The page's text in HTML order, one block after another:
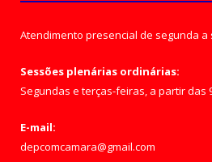
Atendimento presencial de segunda a
Sessões plenárias ordinárias:
Segundas e terças-feiras, a partir das
E-mail:
depcomcamara@gmail.com